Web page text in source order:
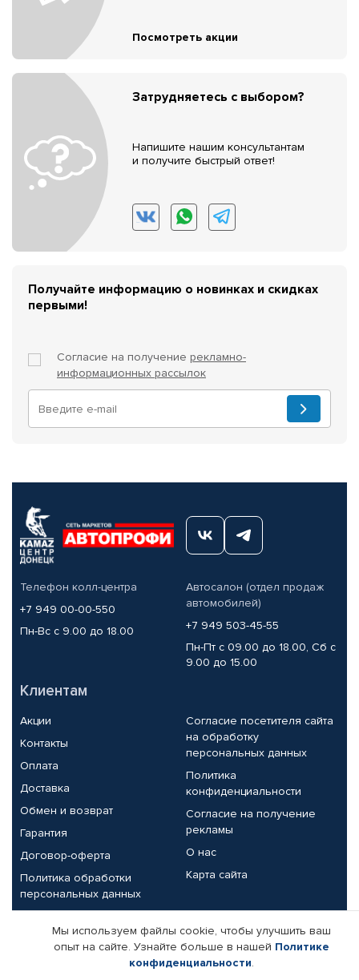
Посмотреть акции
Затрудняетесь с выбором?
Напишите нашим консультантам
и получите быстрый ответ!
Получайте информацию о новинках и скидках
первыми!
Согласие на получение рекламно-
информационных рассылок
Телефон колл-центра
+7 949 00-00-550
Пн-Вс с 9.00 до 18.00
Автосалон (отдел продаж
автомобилей)
+7 949 503-45-55
Пн-Пт с 09.00 до 18.00, Сб с
9.00 до 15.00
Клиентам
Акции
Контакты
Оплата
Доставка
Обмен и возврат
Гарантия
Договор-оферта
Политика обработки
персональных данных
Согласие посетителя сайта
на обработку
персональных данных
Политика
конфиденциальности
Согласие на получение
рекламы
О нас
Карта сайта
Партнерам
Корпоративным клиентам
Реквизиты компании
Мы используем файлы cookie, чтобы улучшить ваш
опыт на сайте. Узнайте больше в нашей Политике
конфиденциальности.